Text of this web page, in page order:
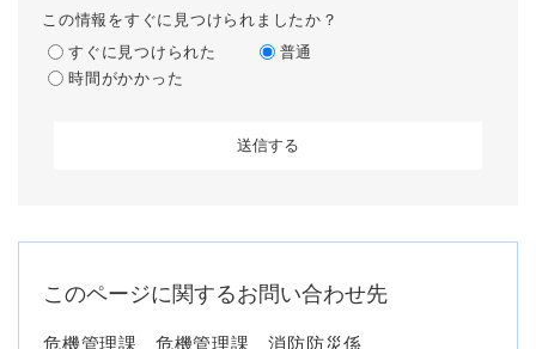
この情報をすぐに見つけられましたか？
すぐに見つけられた
普通
時間がかかった
このページに関するお問い合わせ先
危機管理課 危機管理課 消防防災係